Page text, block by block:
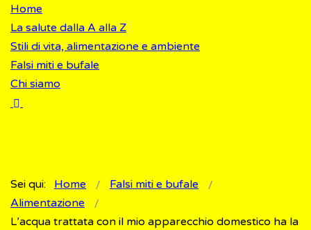
Home
La salute dalla A alla Z
Stili di vita, alimentazione e ambiente
Falsi miti e bufale
Chi siamo
Sei qui: Home
Falsi miti e bufale
Alimentazione
L’acqua trattata con il mio apparecchio domestico ha la